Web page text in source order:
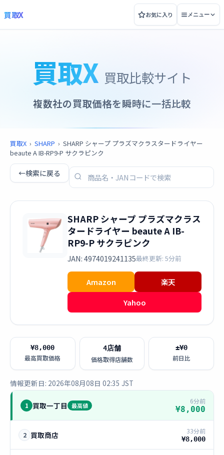
買取X お気に入り メニュー
買取X 買取比較サイト
複数社の買取価格を瞬時に一括比較
買取X › SHARP › SHARP シャープ プラズマクラスタードライヤー
beaute A IB-RP9-P サクラピンク
←検索に戻る
SHARP シャープ プラズマクラス
タードライヤー beaute A IB-
RP9-P サクラピンク
JAN: 4974019241135最終更新: 5分前
Amazon
楽天
Yahoo
¥8,000
最高買取価格
4店舗
価格取得店舗数
±¥0
前日比
情報更新日: 2026年08月08日 02:35 JST
1 買取一丁目 最高値
6分前
¥8,000
2 買取商店 33分前
¥8,000